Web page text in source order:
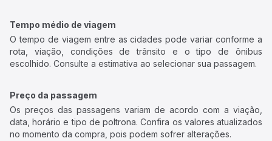
Tempo médio de viagem
O tempo de viagem entre as cidades pode variar conforme a
rota, viação, condições de trânsito e o tipo de ônibus
escolhido. Consulte a estimativa ao selecionar sua passagem.
Preço da passagem
Os preços das passagens variam de acordo com a viação,
data, horário e tipo de poltrona. Confira os valores atualizados
no momento da compra, pois podem sofrer alterações.